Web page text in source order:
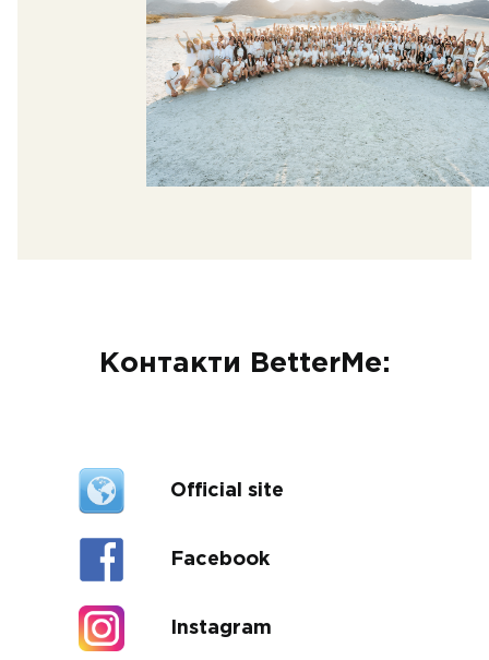
Контакти BetterMe:
Official site
Facebook
Instagram